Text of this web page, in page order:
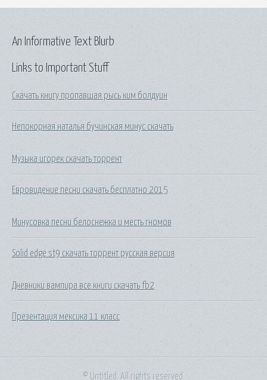
Links to Important Stuff
Скачать книгу пропавшая рысь ким болдуин
Непокорная наталья бучинская минус скачать
Музыка игорек скачать торрент
Евровидение песни скачать бесплатно 2015
Минусовка песни белоснежка и месть гномов
Solid edge st9 скачать торрент русская версия
Дневники вампира все книги скачать fb2
Презентация мексика 11 класс
An Informative Text Blurb
© Untitled. All rights reserved.